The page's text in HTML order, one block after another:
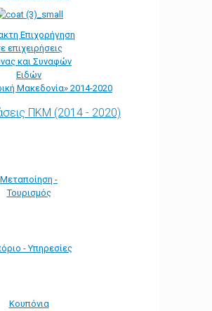
Επιχορήγηση
επιχειρήσεις
και Συναφών
Ειδών
Μακεδονία» 2014-2020
ΠΚΜ (2014 - 2020)
Μεταποίηση -
Τουρισμός
- Υπηρεσίες
Κουπόνια